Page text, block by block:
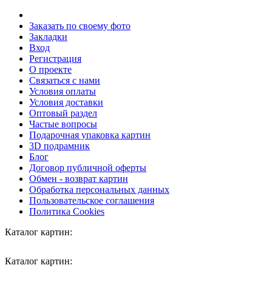
Заказать по своему фото
Закладки
Вход
Регистрация
О проекте
Связаться с нами
Условия оплаты
Условия доставки
Оптовый раздел
Частые вопросы
Подарочная упаковка картин
3D подрамник
Блог
Договор публичной оферты
Обмен - возврат картин
Обработка персональных данных
Пользовательское соглашения
Политика Cookies
Каталог картин:
Каталог картин: